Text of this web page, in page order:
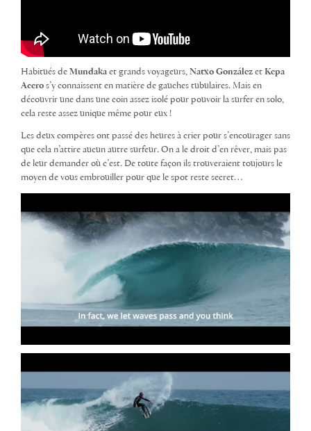
Habitués de Mundaka et grands voyageurs, Natxo González et Kepa
Acero s’y connaissent en matière de gauches tubulaires. Mais en
découvrir une dans une coin assez isolé pour pouvoir la surfer en solo,
cela reste assez unique même pour eux !
Les deux compères ont passé des heures à crier pour s’encourager sans
que cela n’attire aucun autre surfeur. On a le droit d’en rêver, mais pas
de leur demander où c’est. De toute façon ils trouveraient toujours le
moyen de vous embrouiller pour que le spot reste secret…